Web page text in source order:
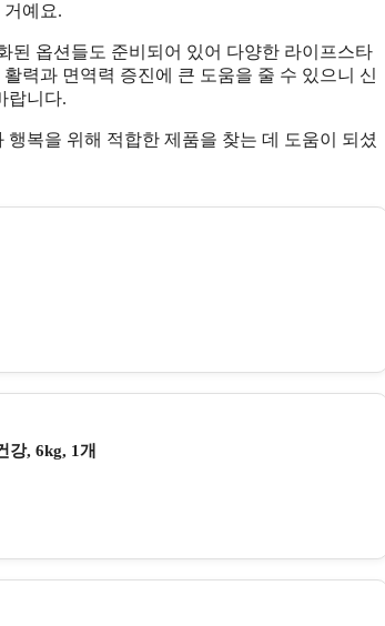
예요.
된 옵션들도 준비되어 있어 다양한 라이프스타
력과 면역력 증진에 큰 도움을 줄 수 있으니 신
랍니다.
복을 위해 적합한 제품을 찾는 데 도움이 되셨
강, 6kg, 1개